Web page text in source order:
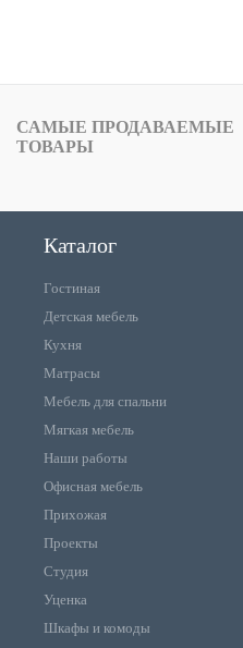
САМЫЕ ПРОДАВАЕМЫЕ
ТОВАРЫ
Каталог
Гостиная
Детская мебель
Кухня
Матрасы
Мебель для спальни
Мягкая мебель
Наши работы
Офисная мебель
Прихожая
Проекты
Студия
Уценка
Шкафы и комоды